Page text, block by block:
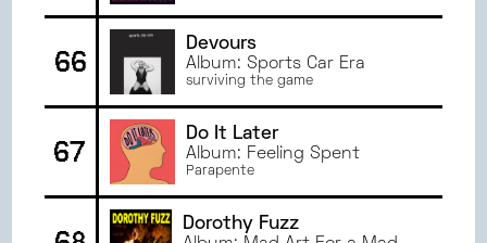
66
Devours
Album: Sports Car Era
surviving the game
67
Do It Later
Album: Feeling Spent
Parapente
Dorothy Fuzz